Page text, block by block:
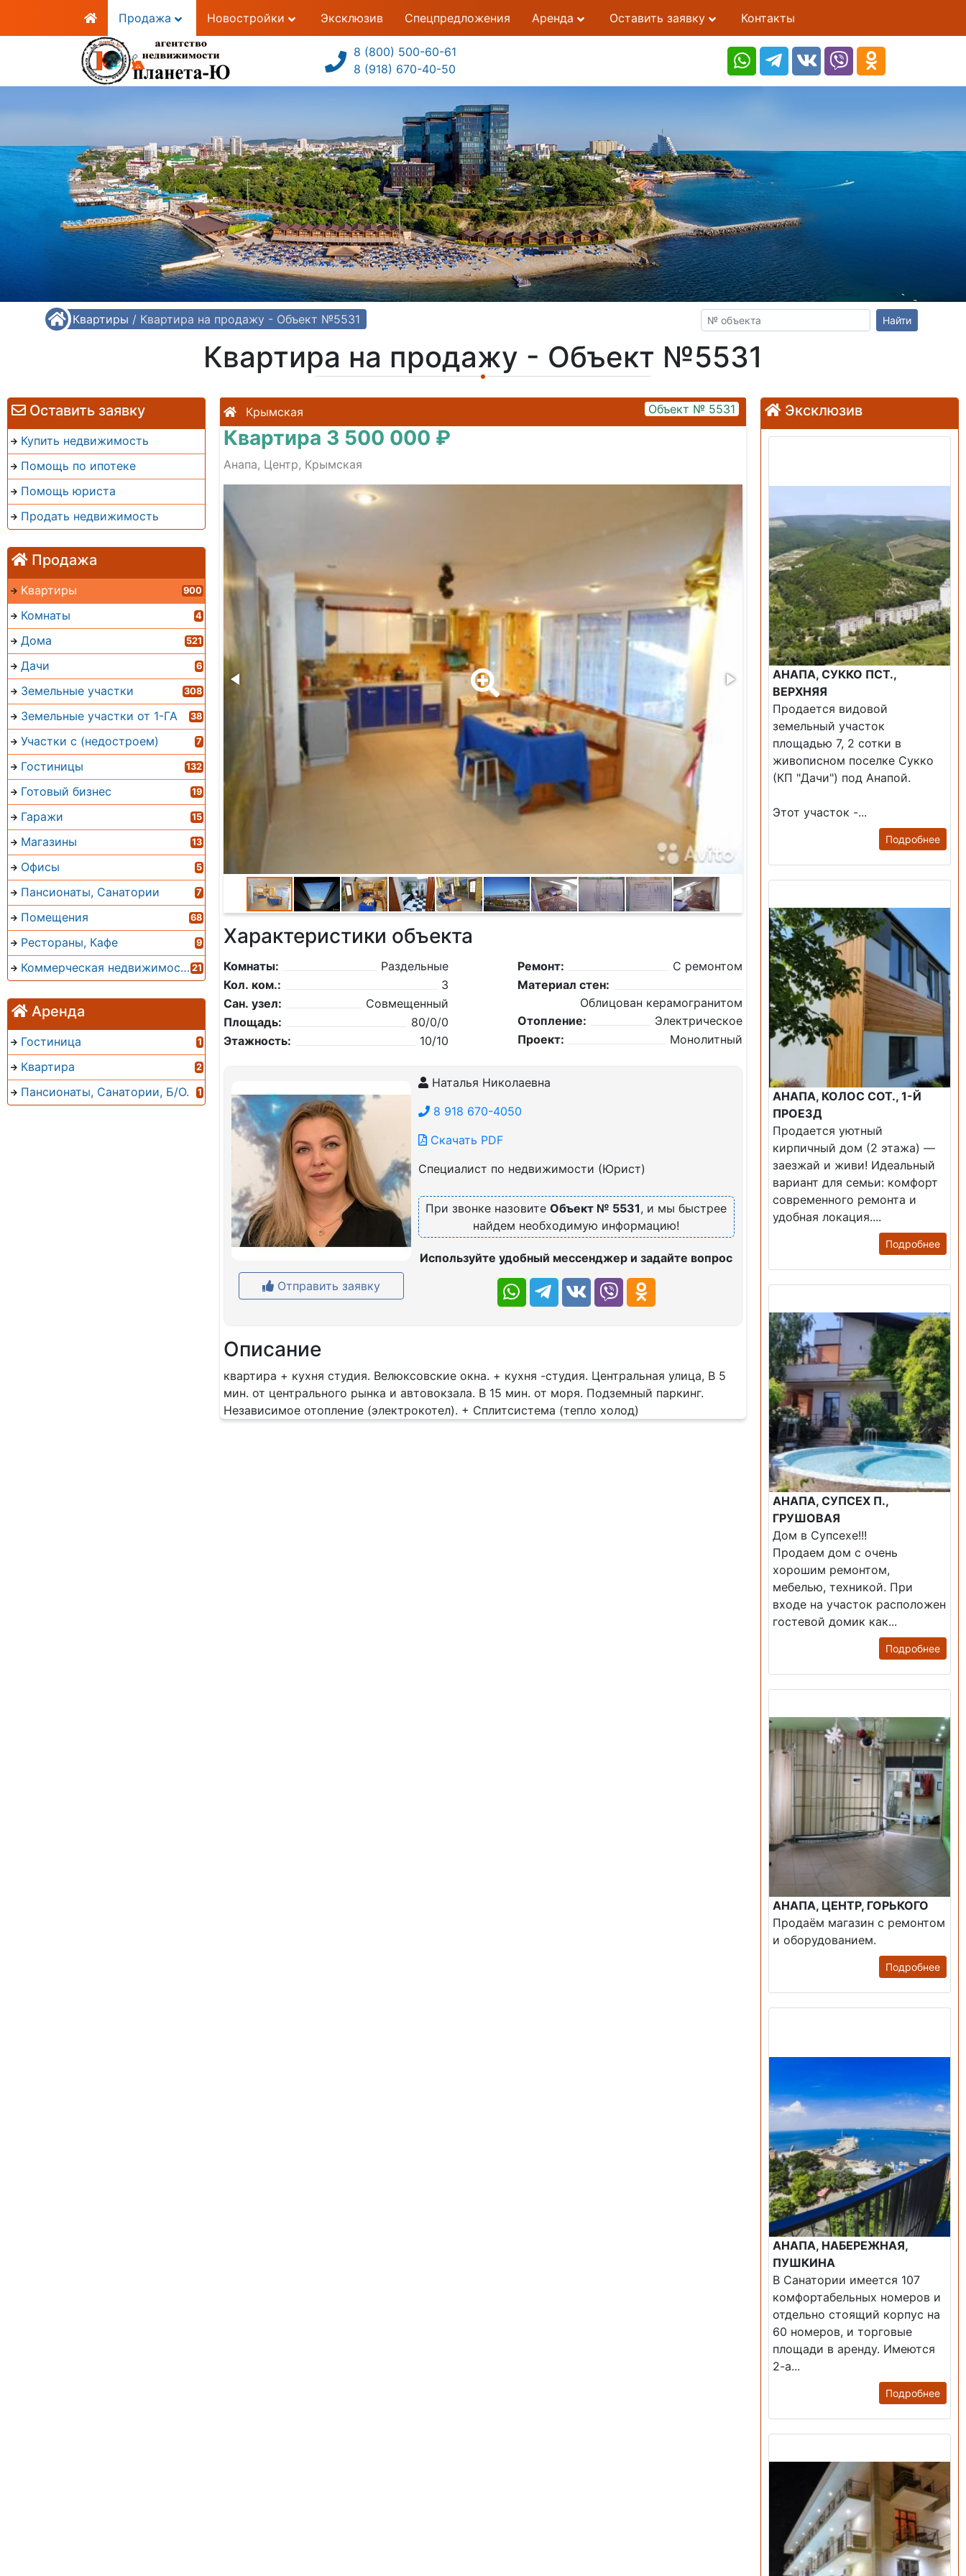
Продажа Новостройки Эксклюзив Спецпредложения Аренда Оставить заявку Контакты
8 (800) 500-60-61
8 (918) 670-40-50
/ Квартиры / Квартира на продажу - Объект №5531 Найти
Квартира на продажу - Объект №5531
Оставить заявку
Купить недвижимость
Помощь по ипотеке
Помощь юриста
Продать недвижимость
Продажа
Квартиры 900
Комнаты 4
Дома 521
Дачи 6
Земельные участки 308
Земельные участки от 1-ГА 38
Участки с (недостроем) 7
Гостиницы 132
Готовый бизнес 19
Гаражи 15
Магазины 13
Офисы 5
Пансионаты, Санатории 7
Помещения 68
Рестораны, Кафе 9
Коммерческая недвижимость 21
Аренда
Гостиница 1
Квартира 2
Пансионаты, Санатории, Б/О. 1
Крымская Объект № 5531
Квартира 3 500 000 ₽
Анапа, Центр, Крымская
Характеристики объекта
Комнаты:
Раздельные
Кол. ком.:
3
Сан. узел:
Совмещенный
Площадь:
80/0/0
Этажность:
10/10
Ремонт:
С ремонтом
Материал стен:
Облицован керамогранитом
Отопление:
Электрическое
Проект:
Монолитный
Отправить заявку
Наталья Николаевна
8 918 670-4050
Скачать PDF
Специалист по недвижимости (Юрист)
При звонке назовитеОбъект № 5531, и мы быстрее
найдем необходимую информацию!
Используйте удобный мессенджер и задайте вопрос
Описание
квартира + кухня студия. Велюксовские окна. + кухня -студия. Центральная улица, В 5
мин. от центрального рынка и автовокзала. В 15 мин. от моря. Подземный паркинг.
Независимое отопление (электрокотел). + Сплитсистема (тепло холод)
Эксклюзив
АНАПА, СУККО ПСТ.,
ВЕРХНЯЯ
Продается видовой
земельный участок
площадью 7, 2 сотки в
живописном поселке Сукко
(КП "Дачи") под Анапой.
Этот участок -...
Подробнее
АНАПА, КОЛОС СОТ., 1-Й
ПРОЕЗД
Продается уютный
кирпичный дом (2 этажа) —
заезжай и живи! ​Идеальный
вариант для семьи: комфорт
современного ремонта и
удобная локация....
Подробнее
АНАПА, СУПСЕХ П.,
ГРУШОВАЯ
Дом в Супсехе!!!
Продаем дом с очень
хорошим ремонтом,
мебелью, техникой. При
входе на участок расположен
гостевой домик как...
Подробнее
АНАПА, ЦЕНТР, ГОРЬКОГО
Продаём магазин с ремонтом
и оборудованием.
Подробнее
АНАПА, НАБЕРЕЖНАЯ,
ПУШКИНА
В Санатории имеется 107
комфортабельных номеров и
отдельно стоящий корпус на
60 номеров, и торговые
площади в аренду. Имеются
2-а...
Подробнее